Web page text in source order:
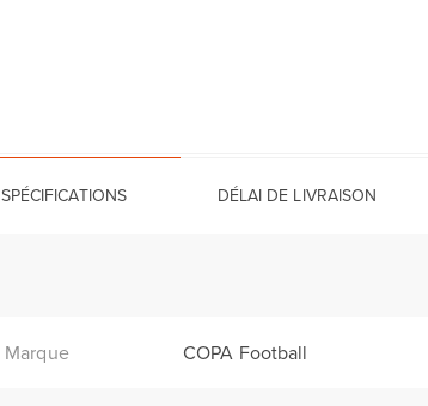
SPÉCIFICATIONS DÉLAI DE LIVRAISON
Marque COPA Football